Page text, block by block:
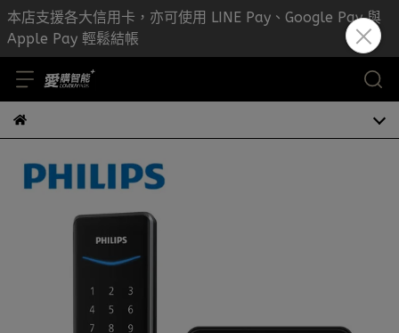
本店支援各大信用卡，亦可使用 LINE Pay、Google Pay 與
Apple Pay 輕鬆結帳